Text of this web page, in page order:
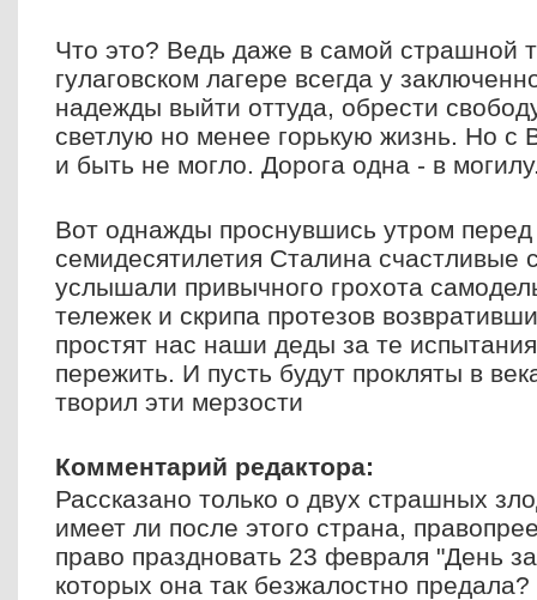
Что это? Ведь даже в самой страшной
гулаговском лагере всегда у
надежды выйти оттуда, обрести
светлую но менее горькую жизнь. Но
и быть не могло. Дорога одна - в
Вот однажды проснувшись утром
семидесятилетия Сталина счастливые
услышали привычного грохота
тележек и скрипа протезов
простят нас наши деды за те
пережить. И пусть будут прокляты в
творил эти мерзости
Комментарий редактора:
Рассказано только о двух страшных
имеет ли после этого страна,
право праздновать 23 февраля "День
которых она так безжалостно предала?